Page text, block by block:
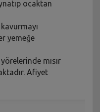
ocaktan
yemeğe
mısır
Afiyet